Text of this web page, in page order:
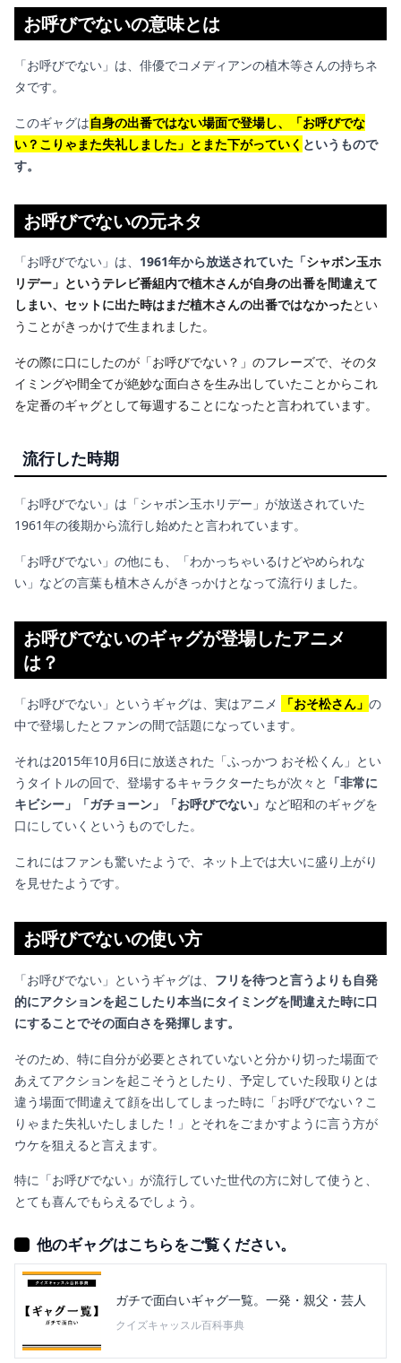
お呼びでないの意味とは
「お呼びでない」は、俳優でコメディアンの植木等さんの持ちネ
タです。
このギャグは自身の出番ではない場面で登場し、「お呼びでな
い？こりゃまた失礼しました」とまた下がっていく というもので
す。
お呼びでないの元ネタ
「お呼びでない」は、 1961年から放送されていた「シャボン玉ホ
リデー」というテレビ番組内で植木さんが自身の出番を間違えて
しまい、セットに出た時はまだ植木さんの出番ではなかったとい
うことがきっかけで生まれました。
その際に口にしたのが「お呼びでない？」のフレーズで、そのタ
イミングや間全てが絶妙な面白さを生み出していたことからこれ
を定番のギャグとして毎週することになったと言われています。
流行した時期
「お呼びでない」は「シャボン玉ホリデー」が放送されていた
1961年の後期から流行し始めたと言われています。
「お呼びでない」の他にも、「わかっちゃいるけどやめられな
い」などの言葉も植木さんがきっかけとなって流行りました。
お呼びでないのギャグが登場したアニメ
は？
「お呼びでない」というギャグは、実はアニメ 「おそ松さん」 の
中で登場したとファンの間で話題になっています。
それは2015年10月6日に放送された「ふっかつ おそ松くん」とい
うタイトルの回で、登場するキャラクターたちが次々と 「非常に
キビシー」「ガチョーン」「お呼びでない」 など昭和のギャグを
口にしていくというものでした。
これにはファンも驚いたようで、ネット上では大いに盛り上がり
を見せたようです。
お呼びでないの使い方
「お呼びでない」というギャグは、 フリを待つと言うよりも自発
的にアクションを起こしたり本当にタイミングを間違えた時に口
にすることでその面白さを発揮します。
そのため、特に自分が必要とされていないと分かり切った場面で
あえてアクションを起こそうとしたり、予定していた段取りとは
違う場面で間違えて顔を出してしまった時に「お呼びでない？こ
りゃまた失礼いたしました！」とそれをごまかすように言う方が
ウケを狙えると言えます。
特に「お呼びでない」が流行していた世代の方に対して使うと、
とても喜んでもらえるでしょう。
他のギャグはこちらをご覧ください。
ガチで面白いギャグ一覧。一発・親父・芸人
クイズキャッスル百科事典